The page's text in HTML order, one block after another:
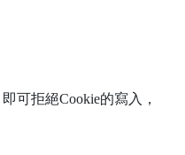
可拒絕Cookie的寫入，